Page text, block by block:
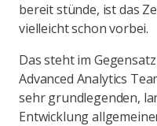
bereit stünde, ist das
vielleicht schon vorbei.
Das steht im
Advanced Analytics
sehr grundlegenden,
Entwicklung